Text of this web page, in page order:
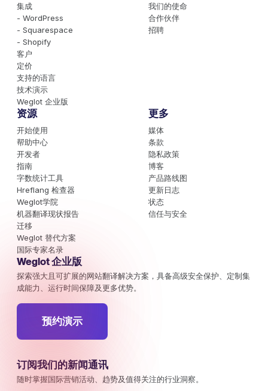
集成
- WordPress
- Squarespace
- Shopify
客户
定价
支持的语言
技术演示
Weglot 企业版
我们的使命
合作伙伴
招聘
资源
开始使用
帮助中心
开发者
指南
字数统计工具
Hreflang 检查器
Weglot学院
机器翻译现状报告
迁移
Weglot 替代方案
国际专家名录
更多
媒体
条款
隐私政策
博客
产品路线图
更新日志
状态
信任与安全
Weglot 企业版
探索强大且可扩展的网站翻译解决方案，具备高级安全保护、定制集
成能力、运行时间保障及更多优势。
预约演示
订阅我们的新闻通讯
随时掌握国际营销活动、趋势及值得关注的行业洞察。